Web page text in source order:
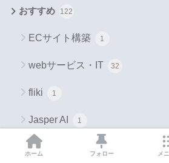
おすすめ 122
ECサイト構築 1
webサービス・IT 32
fliki 1
Jasper AI 1
make formerly Integromat
ホーム フォロー メ